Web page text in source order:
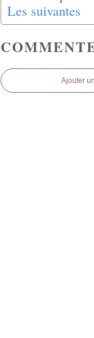
Les suivantes
Ajouter